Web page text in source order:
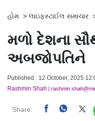
હોમ > લાઇફસ્ટાઈલ સમાચાર
મળો દેશના
અબજોપતિને
Published : 12 October, 2025
Rashmin Shah |
Share: